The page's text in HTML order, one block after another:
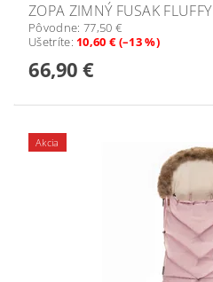
ZOPA ZIMNÝ FUSAK FLUFFY
Pôvodne: 77,50 €
Ušetríte: 10,60 € (–13 %)
66,90 €
Akcia